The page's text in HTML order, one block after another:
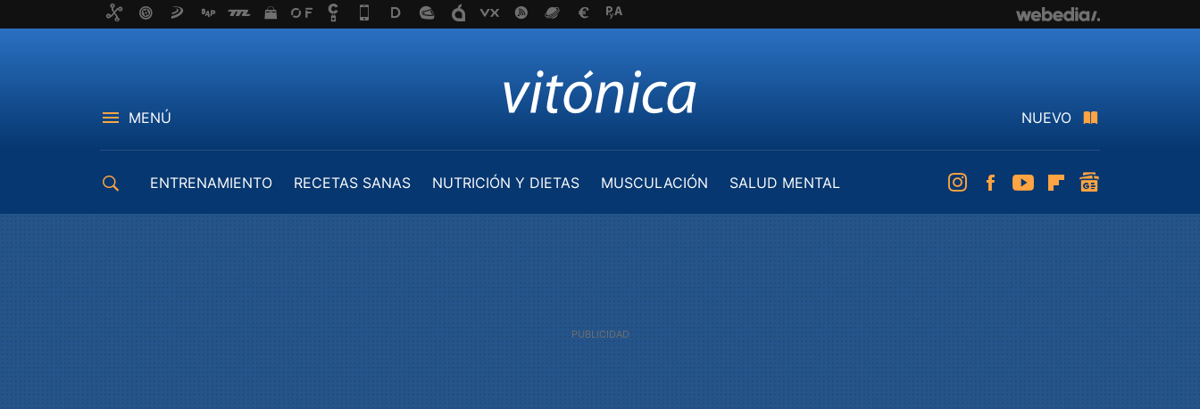
MENÚ NUEVO
ENTRENAMIENTO RECETAS SANAS NUTRICIÓN Y DIETAS MUSCULACIÓN
SALUD MENTAL
InstagramFacebookYoutubeFlipboard